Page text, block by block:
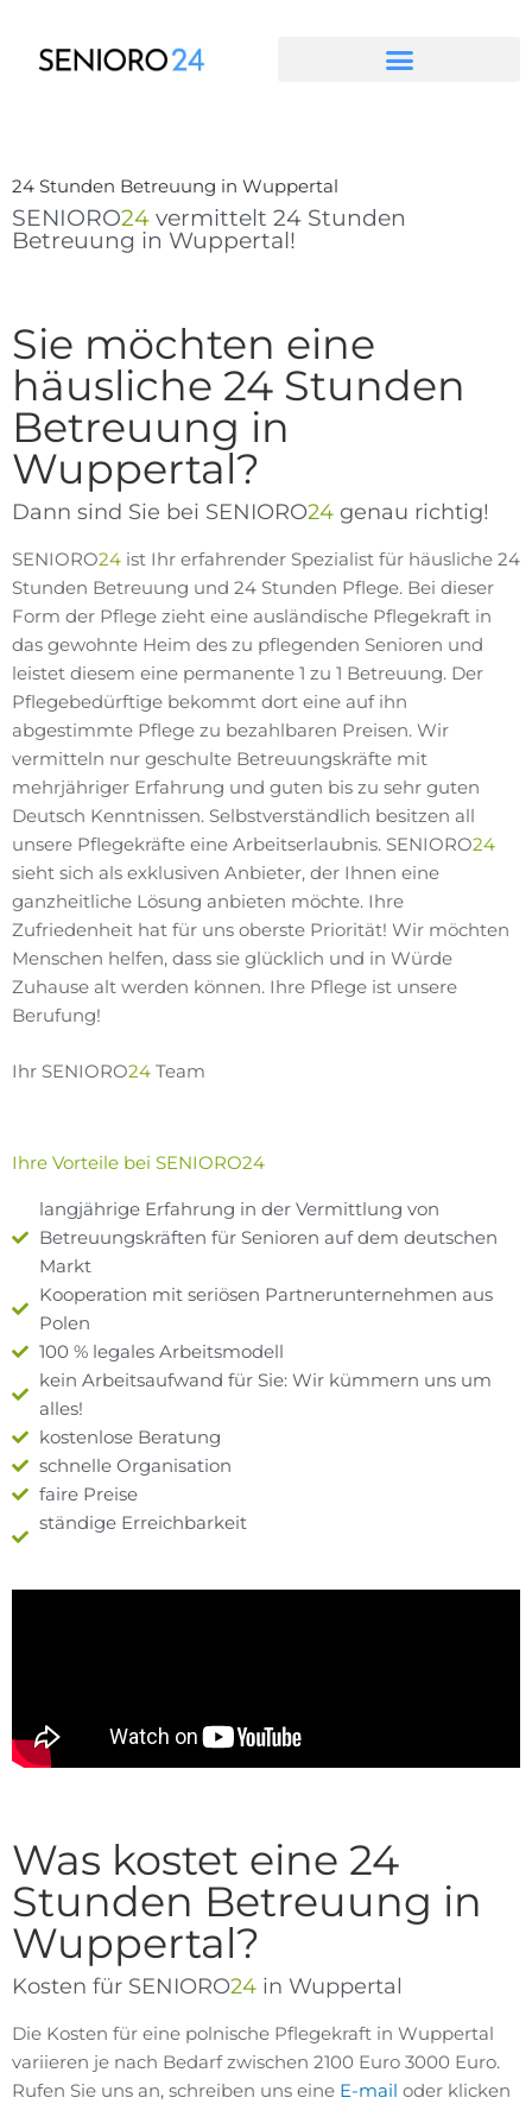
springen
24 Stunden Betreuung in Wuppertal
SENIORO24 vermittelt 24 Stunden
Betreuung in Wuppertal!
Sie möchten eine
häusliche 24 Stunden
Betreuung in
Wuppertal?
Dann sind Sie bei SENIORO24 genau richtig!
SENIORO24 ist Ihr erfahrender Spezialist für häusliche 24
Stunden Betreuung und 24 Stunden Pflege. Bei dieser
Form der Pflege zieht eine ausländische Pflegekraft in
das gewohnte Heim des zu pflegenden Senioren und
leistet diesem eine permanente 1 zu 1 Betreuung. Der
Pflegebedürftige bekommt dort eine auf ihn
abgestimmte Pflege zu bezahlbaren Preisen. Wir
vermitteln nur geschulte Betreuungskräfte mit
mehrjähriger Erfahrung und guten bis zu sehr guten
Deutsch Kenntnissen. Selbstverständlich besitzen all
unsere Pflegekräfte eine Arbeitserlaubnis. SENIORO24
sieht sich als exklusiven Anbieter, der Ihnen eine
ganzheitliche Lösung anbieten möchte. Ihre
Zufriedenheit hat für uns oberste Priorität! Wir möchten
Menschen helfen, dass sie glücklich und in Würde
Zuhause alt werden können. Ihre Pflege ist unsere
Berufung!
Ihr SENIORO24 Team
Ihre Vorteile bei SENIORO24
langjährige Erfahrung in der Vermittlung von
Betreuungskräften für Senioren auf dem deutschen
Markt
Kooperation mit seriösen Partnerunternehmen aus
Polen
100 % legales Arbeitsmodell
kein Arbeitsaufwand für Sie: Wir kümmern uns um
alles!
kostenlose Beratung
schnelle Organisation
faire Preise
ständige Erreichbarkeit
Was kostet eine 24
Stunden Betreuung in
Wuppertal?
Kosten für SENIORO24 in Wuppertal
Die Kosten für eine polnische Pflegekraft in Wuppertal
variieren je nach Bedarf zwischen 2100 Euro 3000 Euro.
Rufen Sie uns an, schreiben uns eine E-mail oder klicken